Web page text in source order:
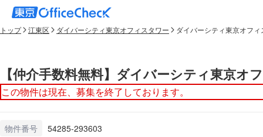
トップ 江東区 ダイバーシティ東京オフィスタワー ダイバーシティ東京オフ
【仲介手数料無料】ダイバーシティ東京オ
この物件は現在、募集を終了しております。
物件番号 54285-293603